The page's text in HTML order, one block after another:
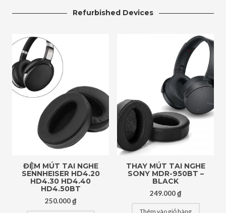
Refurbished Devices
ĐỆM MÚT TAI NGHE
SENNHEISER HD4.20
HD4.30 HD4.40
HD4.50BT
250.000₫
THAY MÚT TAI NGHE
SONY MDR-950BT –
BLACK
249.000₫
Thêm vào giỏ hàng